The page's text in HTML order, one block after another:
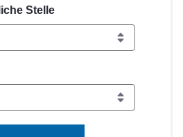
Stelle